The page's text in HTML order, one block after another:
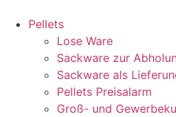
Pellets
Lose Ware
Sackware zur
Sackware als
Pellets Preisalarm
Groß- und